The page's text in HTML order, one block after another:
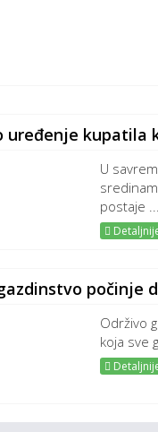
uređenje kupatila
U
postaje ...
počinje
Održivo
koja sve